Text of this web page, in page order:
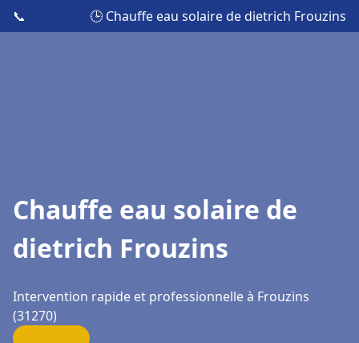
📞 🕒 Chauffe eau solaire de dietrich Frouzins
Chauffe eau solaire de
dietrich Frouzins
Intervention rapide et professionnelle à Frouzins
(31270)